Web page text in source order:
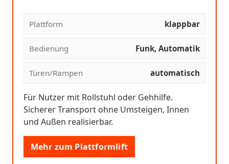
Plattform klappbar
Bedienung Funk, Automatik
Türen/Rampen automatisch
Für Nutzer mit Rollstuhl oder Gehhilfe.
Sicherer Transport ohne Umsteigen, Innen
und Außen realisierbar.
Mehr zum Plattformlift